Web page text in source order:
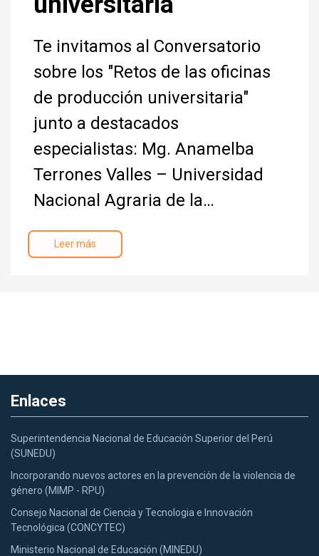
Te invitamos al Conversatorio
sobre los "Retos de las oficinas
de producción universitaria"
junto a destacados
especialistas: Mg. Anamelba
Terrones Valles – Universidad
Nacional Agraria de la…
Leer más
Enlaces
Superintendencia Nacional de Educación Superior del Perú
(SUNEDU)
Incorporando nuevos actores en la prevención de la violencia de
género (MIMP - RPU)
Consejo Nacional de Ciencia y Tecnologia e Innovación
Tecnológica (CONCYTEC)
Ministerio Nacional de Educación (MINEDU)